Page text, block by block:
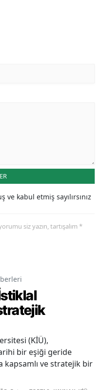
ve kabul etmiş sayılırsınız
siz yazın, tartışalım *
(KİÜ),
bir eşiği geride
kapsamlı ve stratejik bir